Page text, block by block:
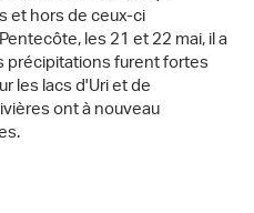
et hors de ceux-ci
les 21 et 22 mai, il a
précipitations furent fortes
les lacs d'Uri et de
ont à nouveau